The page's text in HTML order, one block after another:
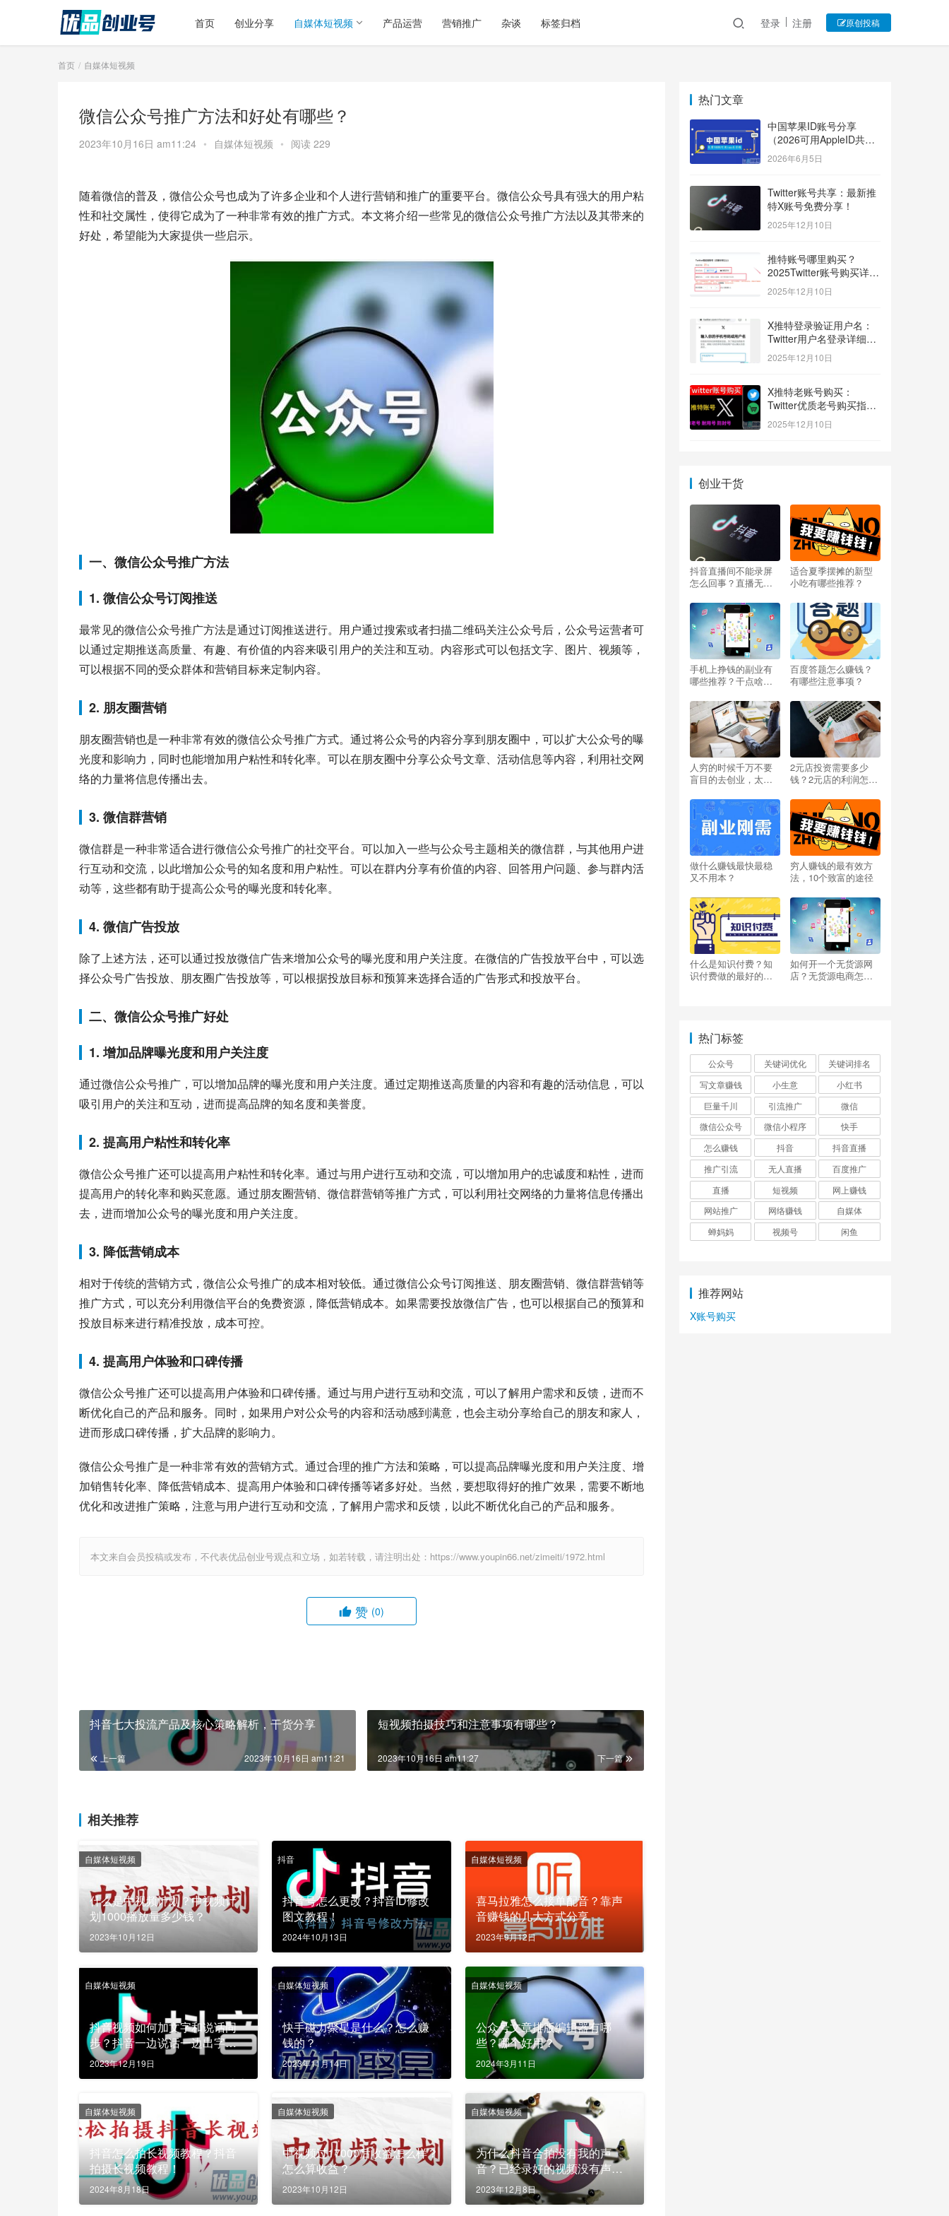
首页 创业分享 自媒体短视频 产品运营 营销推广 杂谈 标签归档 登录 注册 原创投稿
首页 自媒体短视频
微信公众号推广方法和好处有哪些？
2023年10月16日 am11:24 • 自媒体短视频 • 阅读 229
随着微信的普及，微信公众号也成为了许多企业和个人进行营销和推广的重要平台。微信公众号具有强大的用户粘
性和社交属性，使得它成为了一种非常有效的推广方式。本文将介绍一些常见的微信公众号推广方法以及其带来的
好处，希望能为大家提供一些启示。
一、微信公众号推广方法
1. 微信公众号订阅推送
最常见的微信公众号推广方法是通过订阅推送进行。用户通过搜索或者扫描二维码关注公众号后，公众号运营者可
以通过定期推送高质量、有趣、有价值的内容来吸引用户的关注和互动。内容形式可以包括文字、图片、视频等，
可以根据不同的受众群体和营销目标来定制内容。
2. 朋友圈营销
朋友圈营销也是一种非常有效的微信公众号推广方式。通过将公众号的内容分享到朋友圈中，可以扩大公众号的曝
光度和影响力，同时也能增加用户粘性和转化率。可以在朋友圈中分享公众号文章、活动信息等内容，利用社交网
络的力量将信息传播出去。
3. 微信群营销
微信群是一种非常适合进行微信公众号推广的社交平台。可以加入一些与公众号主题相关的微信群，与其他用户进
行互动和交流，以此增加公众号的知名度和用户粘性。可以在群内分享有价值的内容、回答用户问题、参与群内活
动等，这些都有助于提高公众号的曝光度和转化率。
4. 微信广告投放
除了上述方法，还可以通过投放微信广告来增加公众号的曝光度和用户关注度。在微信的广告投放平台中，可以选
择公众号广告投放、朋友圈广告投放等，可以根据投放目标和预算来选择合适的广告形式和投放平台。
二、微信公众号推广好处
1. 增加品牌曝光度和用户关注度
通过微信公众号推广，可以增加品牌的曝光度和用户关注度。通过定期推送高质量的内容和有趣的活动信息，可以
吸引用户的关注和互动，进而提高品牌的知名度和美誉度。
2. 提高用户粘性和转化率
微信公众号推广还可以提高用户粘性和转化率。通过与用户进行互动和交流，可以增加用户的忠诚度和粘性，进而
提高用户的转化率和购买意愿。通过朋友圈营销、微信群营销等推广方式，可以利用社交网络的力量将信息传播出
去，进而增加公众号的曝光度和用户关注度。
3. 降低营销成本
相对于传统的营销方式，微信公众号推广的成本相对较低。通过微信公众号订阅推送、朋友圈营销、微信群营销等
推广方式，可以充分利用微信平台的免费资源，降低营销成本。如果需要投放微信广告，也可以根据自己的预算和
投放目标来进行精准投放，成本可控。
4. 提高用户体验和口碑传播
微信公众号推广还可以提高用户体验和口碑传播。通过与用户进行互动和交流，可以了解用户需求和反馈，进而不
断优化自己的产品和服务。同时，如果用户对公众号的内容和活动感到满意，也会主动分享给自己的朋友和家人，
进而形成口碑传播，扩大品牌的影响力。
微信公众号推广是一种非常有效的营销方式。通过合理的推广方法和策略，可以提高品牌曝光度和用户关注度、增
加销售转化率、降低营销成本、提高用户体验和口碑传播等诸多好处。当然，要想取得好的推广效果，需要不断地
优化和改进推广策略，注意与用户进行互动和交流，了解用户需求和反馈，以此不断优化自己的产品和服务。
本文来自会员投稿或发布，不代表优品创业号观点和立场，如若转载，请注明出处：https://www.youpin66.net/zimeiti/1972.html
赞 (0)
抖音七大投流产品及核心策略解析，干货分享
上一篇 2023年10月16日 am11:21
短视频拍摄技巧和注意事项有哪些？
下一篇
2023年10月16日 am11:27
相关推荐
什么是中视频计划？中视频计
划1000播放量多少钱？
2023年10月12日
自媒体短视频
抖音号怎么更改？抖音ID修改
图文教程！
2024年10月13日
抖音
喜马拉雅怎么接单配音？靠声
音赚钱的几大方式分享
2023年9月12日
自媒体短视频
抖音视频如何加文字和说话同
步？抖音一边说话一边出字幕
的效果如何制作？
2023年12月19日
自媒体短视频
快手磁力聚星是什么？怎么赚
钱的？
2023年11月14日
自媒体短视频
公众号文章排版编辑器有哪
些？哪个好用？
2024年3月11日
自媒体短视频
抖音怎么拍长视频教程？抖音
拍摄长视频教程！
2024年8月18日
自媒体短视频
中视频过17000后收益怎么样？
怎么算收益？
2023年10月12日
自媒体短视频
为什么抖音合拍没有我的声
音？已经录好的视频没有声音
怎么解决？
2023年12月8日
自媒体短视频
热门文章
中国苹果ID账号分享
（2026可用AppleID共享
账号）
2026年6月5日
Twitter账号共享：最新推
特X账号免费分享！
2025年12月10日
推特账号哪里购买？
2025Twitter账号购买详细
指南！
2025年12月10日
X推特登录验证用户名：
Twitter用户名登录详细指
南！
2025年12月10日
X推特老账号购买：
Twitter优质老号购买指
南！
2025年12月10日
创业干货
抖音直播间不能录屏
怎么回事？直播无法
适合夏季摆摊的新型
小吃有哪些推荐？
手机上挣钱的副业有
哪些推荐？干点啥能
百度答题怎么赚钱？
有哪些注意事项？
人穷的时候千万不要
盲目的去创业，太扎
2元店投资需要多少
钱？2元店的利润怎么
钱？
做什么赚钱最快最稳
又不用本？
穷人赚钱的最有效方
法，10个致富的途径
什么是知识付费？知
识付费做的最好的平
如何开一个无货源网
店？无货源电商怎么
热门标签
公众号 关键词优化
关键词排名
写文章赚钱
小生意
小红书
巨量千川
引流推广
微信
微信公众号
微信小程序
快手
怎么赚钱
抖音
抖音直播
推广引流
无人直播
百度推广
直播
短视频
网上赚钱
网站推广
网络赚钱
自媒体
蝉妈妈
视频号 闲鱼
推荐网站
X账号购买